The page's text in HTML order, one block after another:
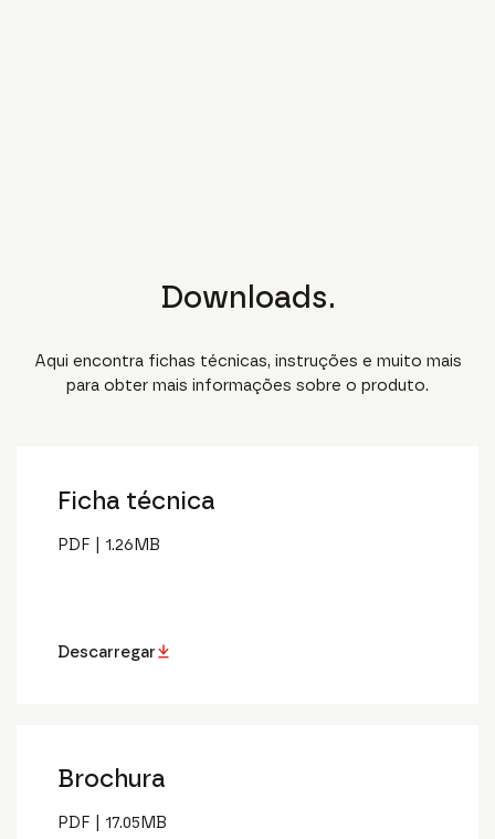
Downloads.
Aqui encontra fichas técnicas, instruções e muito mais
para obter mais informações sobre o produto.
Ficha técnica
PDF 1.26MB
Descarregar
Brochura
PDF 17.05MB